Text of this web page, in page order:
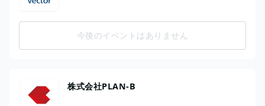
今後のイベントはありません
株式会社PLAN-B